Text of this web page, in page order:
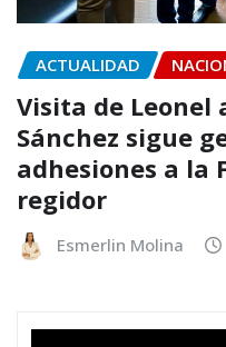
ACTUALIDAD
Visita de
Sánchez sigue
adhesiones a la
regidor
Esmerlin Molina